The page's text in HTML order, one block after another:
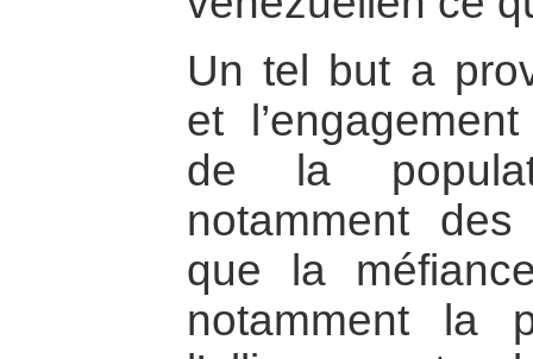
Un tel but a
et
de la
notamment
que la
notamment la